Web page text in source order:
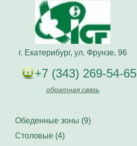
г. Екатерибург, ул. Фрунзе, 96
+7 (343) 269-54-65
обратная связь
Обеденные зоны (9)
Столовые (4)